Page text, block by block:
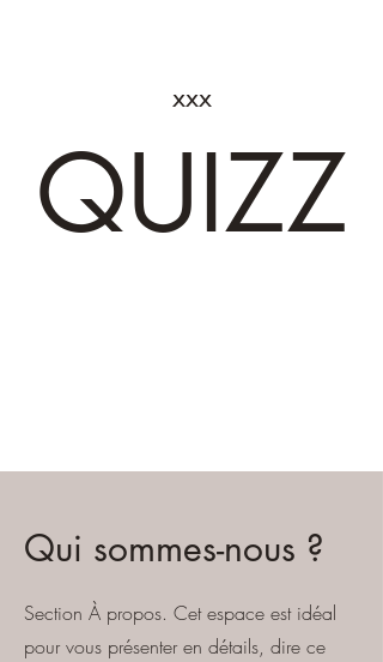
xxx
QUIZZ
Qui sommes-nous ?
Section À propos. Cet espace est idéal
pour vous présenter en détails, dire ce